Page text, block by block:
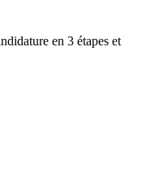
en 3 étapes et